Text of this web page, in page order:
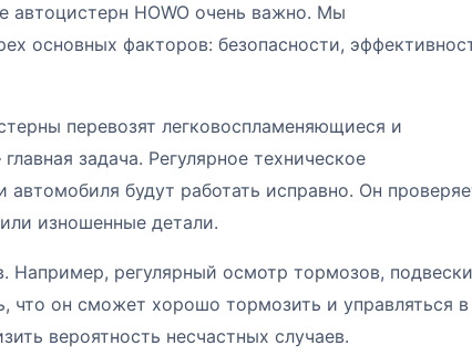
автоцистерн HOWO очень важно. Мы
основных факторов: безопасности,
перевозят легковоспламеняющиеся и
задача. Регулярное техническое
автомобиля будут работать исправно. Он
изношенные детали.
Например, регулярный осмотр тормозов,
что он сможет хорошо тормозить и управляться в
вероятность несчастных случаев.